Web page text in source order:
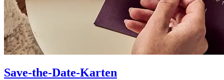
Save-the-Date-Karten